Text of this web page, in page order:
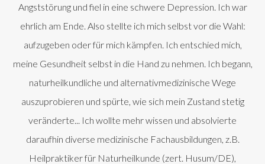
Angststörung und fiel in eine schwere Depression. Ich war
ehrlich am Ende. Also stellte ich mich selbst vor die Wahl:
aufzugeben oder für mich kämpfen. Ich entschied mich,
meine Gesundheit selbst in die Hand zu nehmen. Ich begann,
naturheilkundliche und alternativmedizinische Wege
auszuprobieren und spürte, wie sich mein Zustand stetig
veränderte... Ich wollte mehr wissen und absolvierte
daraufhin diverse medizinische Fachausbildungen, z.B.
Heilpraktiker für Naturheilkunde (zert. Husum/DE),